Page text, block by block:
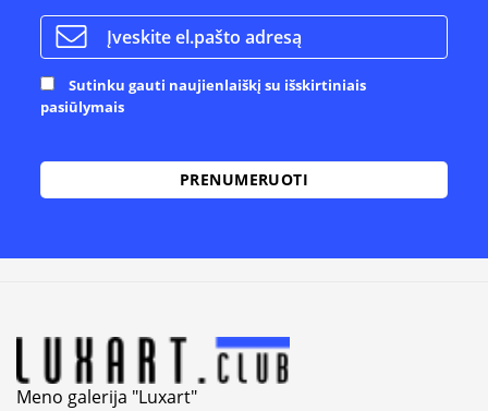
Sutinku gauti naujienlaiškį su išskirtiniais
pasiūlymais
Meno galerija "Luxart"